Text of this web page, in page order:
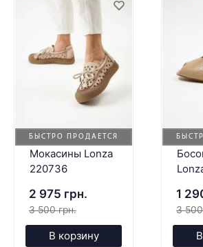
БЫСТРО ПРОДАЕТСЯ
Мокасины Lonza
220736
2 975 грн.
3 500 грн.
В корзину
1
3